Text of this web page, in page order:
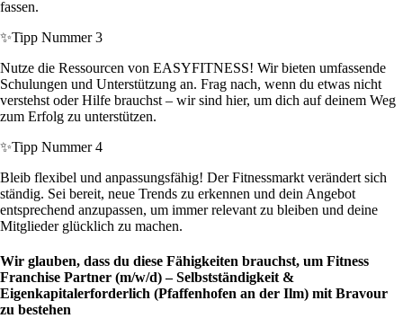
fassen.
✨Tipp Nummer 3
Nutze die Ressourcen von EASYFITNESS! Wir bieten umfassende
Schulungen und Unterstützung an. Frag nach, wenn du etwas nicht
verstehst oder Hilfe brauchst – wir sind hier, um dich auf deinem Weg
zum Erfolg zu unterstützen.
✨Tipp Nummer 4
Bleib flexibel und anpassungsfähig! Der Fitnessmarkt verändert sich
ständig. Sei bereit, neue Trends zu erkennen und dein Angebot
entsprechend anzupassen, um immer relevant zu bleiben und deine
Mitglieder glücklich zu machen.
Wir glauben, dass du diese Fähigkeiten brauchst, um Fitness
Franchise Partner (m/w/d) – Selbstständigkeit &
Eigenkapitalerforderlich (Pfaffenhofen an der Ilm) mit Bravour
zu bestehen